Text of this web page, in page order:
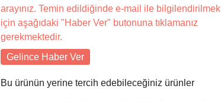
arayınız. Temin edildiğinde e-mail ile bilgilendirilmek
için aşağıdaki "Haber Ver" butonuna tıklamanız
gerekmektedir.
Gelince Haber Ver
Bu ürünün yerine tercih edebileceğiniz ürünler